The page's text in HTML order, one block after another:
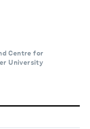
Centre for
University